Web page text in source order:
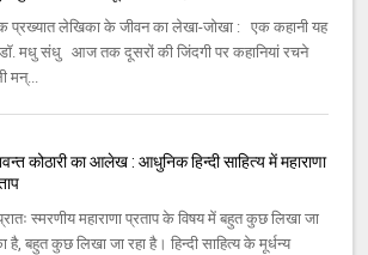
प्रख्‍यात लेखिका के जीवन का लेखा-जोखा : एक कहानी यह
मधु संधु आज तक दूसरों की जिंदगी पर कहानियां रचने
मन्...
कोठारी का आलेख : आधुनिक हिन्‍दी साहित्‍य में महाराणा
स्‍मरणीय महाराणा प्रताप के विषय में बहुत कुछ लिखा जा
है, बहुत कुछ लिखा जा रहा है। हिन्‍दी साहित्‍य के मूर्धन्‍य